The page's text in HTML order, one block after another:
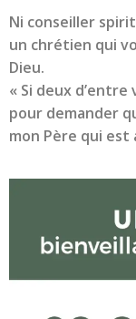
Ni conseiller
un chrétien qui
Dieu.
« Si deux
pour demander
mon Père qui est